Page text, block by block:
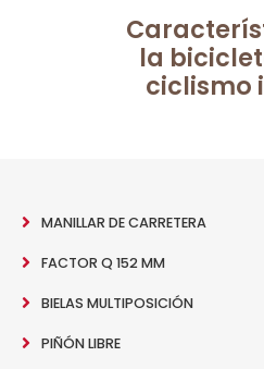
la
ciclismo
MANILLAR DE CARRETERA
FACTOR Q 152 MM
BIELAS MULTIPOSICIÓN
PIÑÓN LIBRE